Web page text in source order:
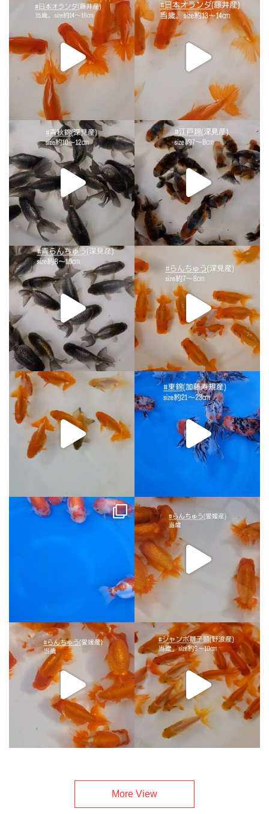
More View